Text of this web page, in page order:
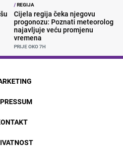
/REGIJA
Cijela regija čeka njegovu
progonozu: Poznati meteorolog
najavljuje veću promjenu
vremena
PRIJE OKO 7H